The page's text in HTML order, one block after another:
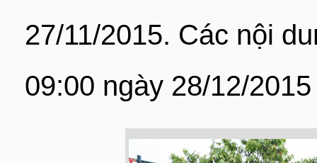
27/11/2015. Các nội
09:00 ngày 28/12/